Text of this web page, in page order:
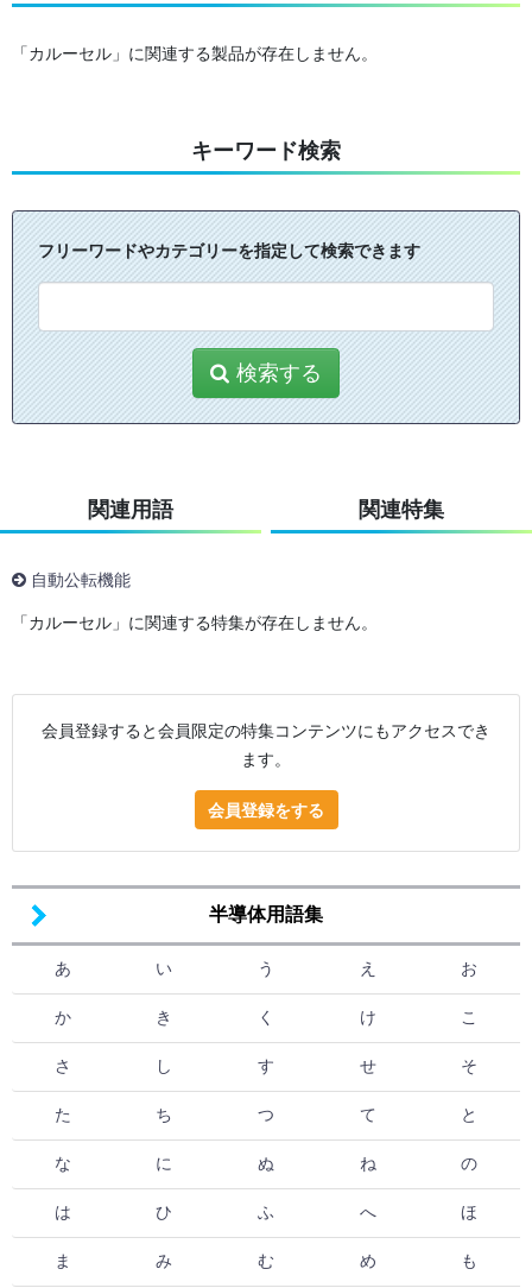
半導体用語集
あ い う え お
か き く け こ
さ し す せ そ
た ち つ て と
な に ぬ ね の
は ひ ふ へ ほ
ま み む め も
「カルーセル」に関連する製品が存在しません。
キーワード検索
フリーワードやカテゴリーを指定して検索できます
検索する
関連用語 関連特集
自動公転機能
「カルーセル」に関連する特集が存在しません。
会員登録すると会員限定の特集コンテンツにもアクセスでき
ます。
会員登録をする